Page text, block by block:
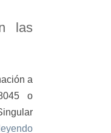
las
a
o